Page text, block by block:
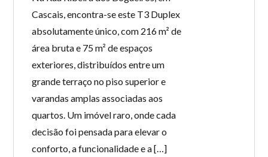
Cascais, encontra-se este T3 Duplex
absolutamente único, com 216 m² de
área bruta e 75 m² de espaços
exteriores, distribuídos entre um
grande terraço no piso superior e
varandas amplas associadas aos
quartos. Um imóvel raro, onde cada
decisão foi pensada para elevar o
conforto, a funcionalidade e a […]